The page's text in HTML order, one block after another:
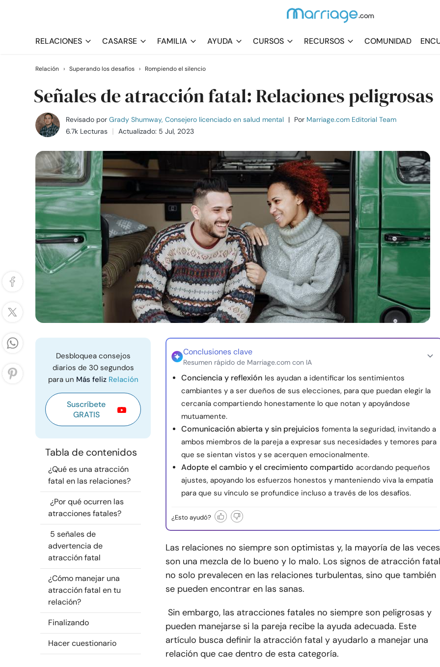
RELACIONES CASARSE FAMILIA AYUDA CURSOS RECURSOS COMUNIDAD
Relación › Superando los desafíos › Rompiendo el silencio
Señales de atracción fatal: Relaciones peligrosas
Revisado por Grady Shumway, Consejero licenciado en salud mental | Por Marriage.com Editorial Team
6.7k Lecturas
Actualizado: 5 Jul, 2023
Desbloquea consejos
diarios de 30 segundos
para un Más feliz Relación
Suscríbete
GRATIS
Tabla de contenidos
¿Qué es una atracción
fatal en las relaciones?
¿Por qué ocurren las
atracciones fatales?
5 señales de
advertencia de
atracción fatal
¿Cómo manejar una
atracción fatal en tu
relación?
Finalizando
Hacer cuestionario
Conclusiones clave
Resumen rápido de Marriage.com con IA
Conciencia y reflexión les ayudan a identificar los sentimientos
cambiantes y a ser dueños de sus elecciones, para que puedan elegir la
cercanía compartiendo honestamente lo que notan y apoyándose
mutuamente.
Comunicación abierta y sin prejuicios fomenta la seguridad, invitando a
ambos miembros de la pareja a expresar sus necesidades y temores para
que se sientan vistos y se acerquen emocionalmente.
Adopte el cambio y el crecimiento compartido acordando pequeños
ajustes, apoyando los esfuerzos honestos y manteniendo viva la empatía
para que su vínculo se profundice incluso a través de los desafíos.
¿Esto ayudó?
Las relaciones no siempre son optimistas y, la mayoría de las
son una mezcla de lo bueno y lo malo. Los signos de atracción fatal
no solo prevalecen en las relaciones turbulentas, sino que también
se pueden encontrar en las sanas.
Sin embargo, las atracciones fatales no siempre son peligrosas y
pueden manejarse si la pareja recibe la ayuda adecuada. Este
artículo busca definir la atracción fatal y ayudarlo a manejar una
relación que cae dentro de esta categoría.